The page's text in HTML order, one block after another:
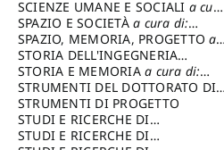
Marcello
Comportamento
SCIENZE UMANE E SOCIALI a cura
di: Iannizzi Salvatore
SPAZIO E SOCIETÀa cura di:
Cassetti Roberto
SPAZIO, MEMORIA, PROGETTOa
cura di: Rossi Massimo
STORIA DELL'INGEGNERIA
STRUTTURALE IN ITALIAa cura di:
Poretti Sergio
STORIA E MEMORIAa cura di:
Rossi Lauro
STRUMENTI DEL DOTTORATO DI
RICERCA IN RILIEVO E
RAPPRESENTAZIONE
DELL’ARCHITETTURA E
STRUMENTI DI PROGETTO
STUDI E RICERCHE DI
ARCHEOLOGIA IN SICILIA
STUDI E RICERCHE DI